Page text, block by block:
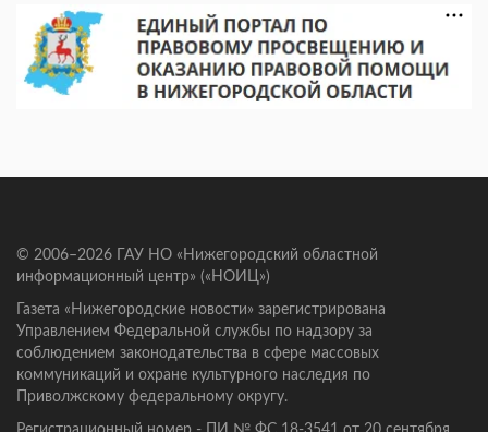
© 2006–2026 ГАУ НО «Нижегородский областной
информационный центр» («НОИЦ»)
Газета «Нижегородские новости» зарегистрирована
Управлением Федеральной службы по надзору за
соблюдением законодательства в сфере массовых
коммуникаций и охране культурного наследия по
Приволжскому федеральному округу.